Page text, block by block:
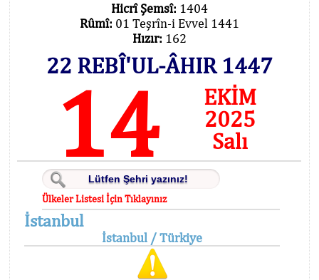
Hicrî Şemsî: 1404
Rûmî: 01 Teşrîn-i Evvel 1441
Hızır: 162
22 REBÎ'UL-ÂHIR 1447
14
EKİM
2025
Salı
Ülkeler Listesi İçin Tıklayınız
İstanbul
İstanbul / Türkiye